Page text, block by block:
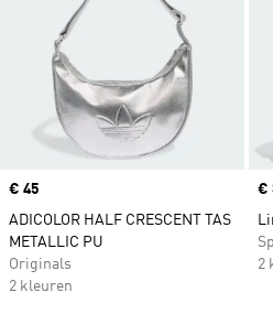
Price
€ 45
ADICOLOR HALF CRESCENT TAS
METALLIC PU
Originals
2 kleuren
€
2